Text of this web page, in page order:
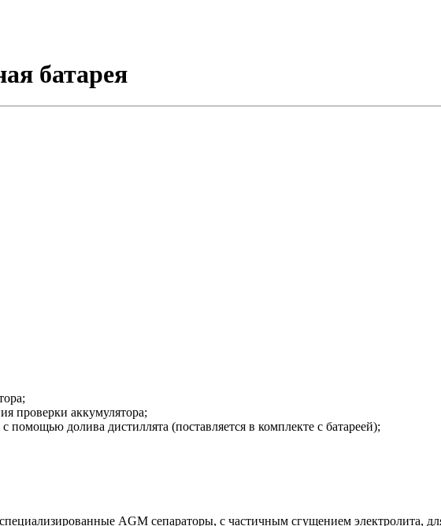
батарея
проверки аккумулятора;
долива дистиллята (поставляется в комплекте с батареей);
AGM сепараторы, с частичным сгущением электролита,